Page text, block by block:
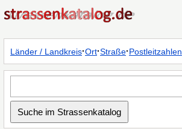
Länder / Landkreis·Ort·Straße·Postleitzahlen